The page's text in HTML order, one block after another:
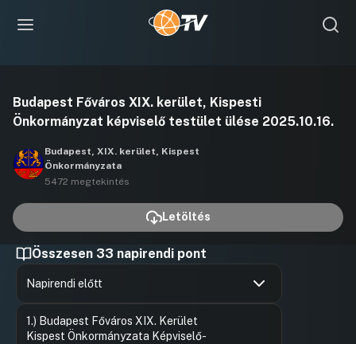
lejátszása
Budapest Főváros XIX. kerület, Kispesti
Önkormányzat képviselő testület ülése 2025.10.16.
Budapest, XIX. kerület, Kispest
Önkormányzata
5472 megtekintés
Letöltés
Összesen 33 napirendi pont
Napirendi előtt
1.) Budapest Főváros XIX. Kerület
Kispest Önkormányzata Képviselő-